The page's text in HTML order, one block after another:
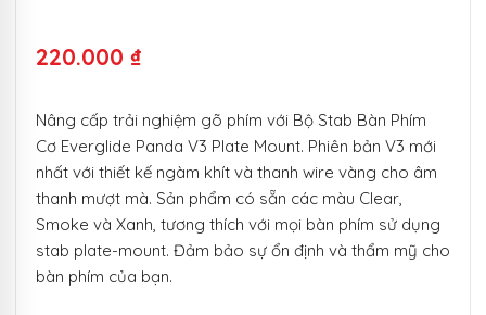
220.000 ₫
Nâng cấp trải nghiệm gõ phím với Bộ Stab Bàn Phím
Cơ Everglide Panda V3 Plate Mount. Phiên bản V3 mới
nhất với thiết kế ngàm khít và thanh wire vàng cho âm
thanh mượt mà. Sản phẩm có sẵn các màu Clear,
Smoke và Xanh, tương thích với mọi bàn phím sử dụng
stab plate-mount. Đảm bảo sự ổn định và thẩm mỹ cho
bàn phím của bạn.